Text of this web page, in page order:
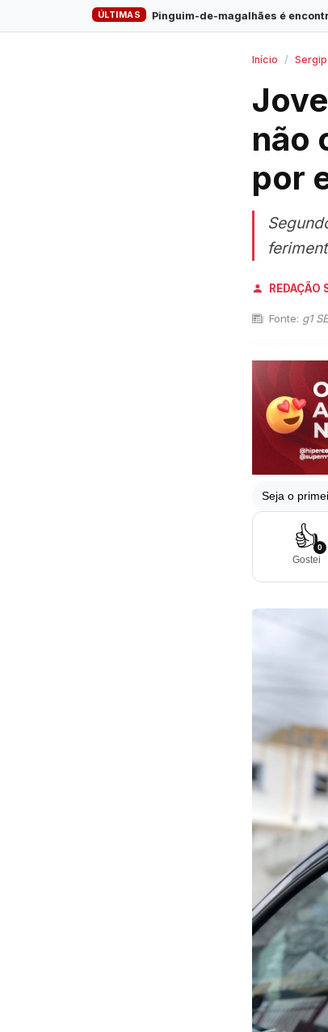
ÚLTIMAS
Pinguim-de-magalhães é encontrado morto na Praia do
Início
não
por
REDAÇÃO
Fonte: g1
Seja o
👍0
Gostei